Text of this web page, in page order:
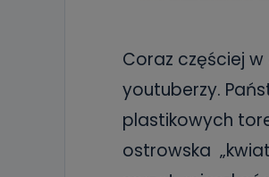
Coraz częściej
youtuberzy.
plastikowych
ostrowska